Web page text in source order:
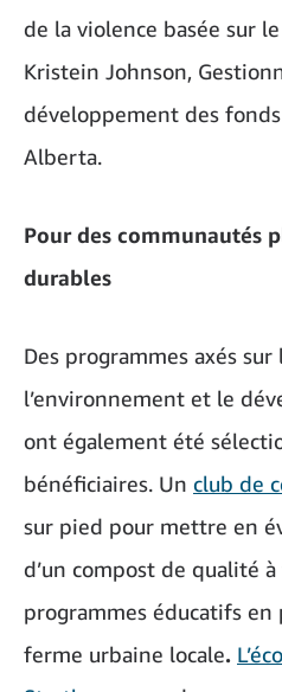
de la violence basée sur
Kristein Johnson,
développement des
Alberta.
Pour des communautés
durables
Des programmes axés
l’environnement et le
ont également été
bénéficiaires. Un club de
sur pied pour mettre en
d’un compost de qualité
programmes éducatifs en
ferme urbaine locale.